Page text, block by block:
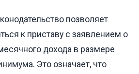
позволяет
к приставу с заявлением о
дохода в размере
Это означает, что